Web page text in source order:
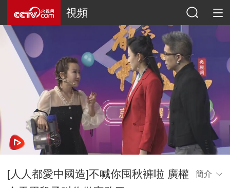
視頻
[人人都愛中國造]不喊你囤秋褲啦 廣權
簡介